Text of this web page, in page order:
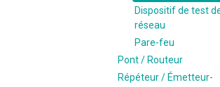
Dispositif de test
réseau
Pare-feu
Pont / Routeur
Répéteur / Émetteur-